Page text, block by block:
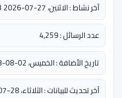
آخر نشاط : الاثنين، 27-07-2026 03:23 مساءً
عدد الرسائل : 4,259
تاريخ الأضافة : الخميس، 02-08-2018
آخر تحديث للبيانات : الثلاثاء، 28-07-2026 12:07:01 صباحاً